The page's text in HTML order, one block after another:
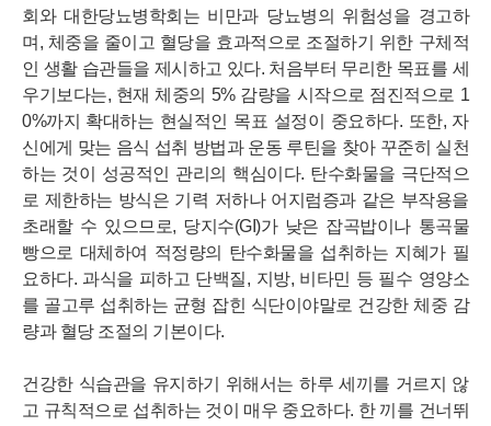
회와 대한당뇨병학회는 비만과 당뇨병의 위험성을 경고하
며, 체중을 줄이고 혈당을 효과적으로 조절하기 위한 구체적
인 생활 습관들을 제시하고 있다. 처음부터 무리한 목표를 세
우기보다는, 현재 체중의 5% 감량을 시작으로 점진적으로 1
0%까지 확대하는 현실적인 목표 설정이 중요하다. 또한, 자
신에게 맞는 음식 섭취 방법과 운동 루틴을 찾아 꾸준히 실천
하는 것이 성공적인 관리의 핵심이다. 탄수화물을 극단적으
로 제한하는 방식은 기력 저하나 어지럼증과 같은 부작용을
초래할 수 있으므로, 당지수(GI)가 낮은 잡곡밥이나 통곡물
빵으로 대체하여 적정량의 탄수화물을 섭취하는 지혜가 필
요하다. 과식을 피하고 단백질, 지방, 비타민 등 필수 영양소
를 골고루 섭취하는 균형 잡힌 식단이야말로 건강한 체중 감
량과 혈당 조절의 기본이다.
건강한 식습관을 유지하기 위해서는 하루 세끼를 거르지 않
고 규칙적으로 섭취하는 것이 매우 중요하다. 한 끼를 건너뛰